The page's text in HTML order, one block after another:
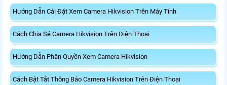
Hướng Dẫn Cài Đặt Xem Camera Hikvision Trên Máy Tính
Cách Chia Sẻ Camera Hikvision Trên Điện Thoại
Hướng Dẫn Phân Quyền Xem Camera Hikvision
Cách Bật Tắt Thông Báo Camera Hikvision Trên Điện Thoại